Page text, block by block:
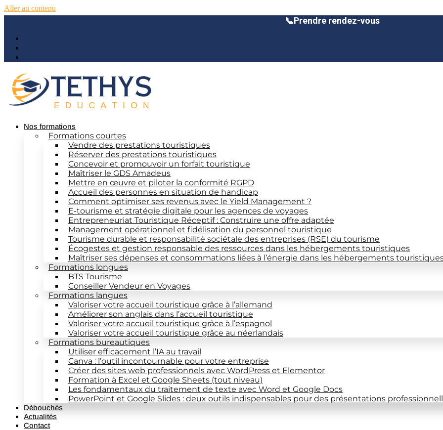
Aller au contenu
📞Prendre rendez-vous
Nos formations
Formations courtes
Vendre des prestations touristiques
Réserver des prestations touristiques
Concevoir et promouvoir un forfait touristique
Maîtriser le GDS Amadeus
Mettre en œuvre et piloter la conformité RGPD
Accueil des personnes en situation de handicap
Comment optimiser ses revenus avec le Yield Management ?
E-tourisme et stratégie digitale pour les agences de voyages
Entrepreneuriat Touristique Réceptif : Construire une offre adaptée
Management opérationnel et fidélisation du personnel touristique
Tourisme durable et responsabilité sociétale des entreprises (RSE) du tourisme
Écogestes et gestion responsable des ressources dans les hébergements touristiques
Maîtriser ses dépenses et consommations liées à l’énergie dans les hébergements
Formations longues
BTS Tourisme
Conseiller Vendeur en Voyages
Formations langues
Valoriser votre accueil touristique grâce à l’allemand
Améliorer son anglais dans l’accueil touristique
Valoriser votre accueil touristique grâce à l’espagnol
Valoriser votre accueil touristique grâce au néerlandais
Formations bureautiques
Utiliser efficacement l’IA au travail
Canva : l’outil incontournable pour votre entreprise
Créer des sites web professionnels avec WordPress et Elementor
Formation à Excel et Google Sheets (tout niveau)
Les fondamentaux du traitement de texte avec Word et Google Docs
PowerPoint et Google Slides : deux outils indispensables pour des présentations
Débouchés
Actualités
Contact